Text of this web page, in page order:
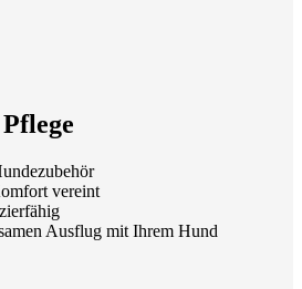
vereint
Ausflug mit Ihrem Hund